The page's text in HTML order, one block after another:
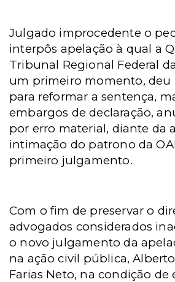
Julgado improcedente o
interpôs apelação à qual a
Tribunal Regional Federal
um primeiro momento, deu
para reformar a sentença,
embargos de declaração,
por erro material, diante da
intimação do patrono da
primeiro julgamento.
Com o fim de preservar o
advogados considerados
o novo julgamento da
na ação civil pública,
Farias Neto, na condição de